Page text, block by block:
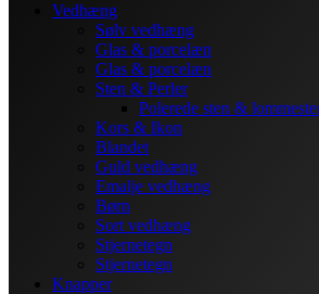
Vedhæng
Sølv vedhæng
Glas & porcelæn
Glas & porcelæn
Sten & Perler
Polerede sten &
Kors & Ikon
Blandet
Guld vedhæng
Emalje vedhæng
Børn
Sort vedhæng
Stjernetegn
Stjernetegn
Knapper